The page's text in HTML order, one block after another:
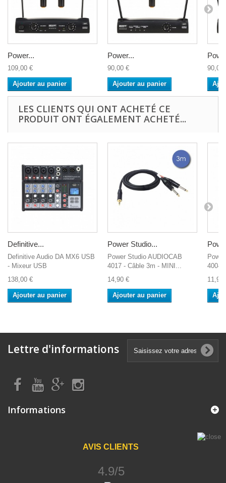
Power...
109,00 €
Ajouter au panier
Power...
90,00 €
Ajouter au panier
90,00
LES CLIENTS QUI ONT ACHETÉ CE
PRODUIT ONT ÉGALEMENT ACHETÉ...
Definitive...
Definitive Audio DA MX6 USB
- Mixeur USB
138,00 €
Ajouter au panier
Power Studio...
Power Studio AUDIOCAB
4017 - Câble 3m - MINI...
14,90 €
Ajouter au panier
4004
11,90
Lettre d'informations
Informations
AVIS CLIENTS
4.9/5